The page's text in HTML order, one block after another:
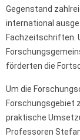
Gegenstand
international
Fachzeitschriften.
förderten die
Um die
Forschungsgebiet
praktische
Professoren